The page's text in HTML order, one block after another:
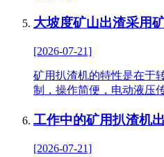
大坡度矿山出渣采用
[2026-07-21]
矿用扒渣机的特性是在于
制，操作简便，电动液压
工作中的矿用扒渣机
[2026-07-21]